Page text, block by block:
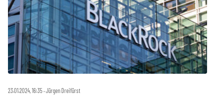
23.01.2024, 16:35 ‧ Jürgen Dreifürst